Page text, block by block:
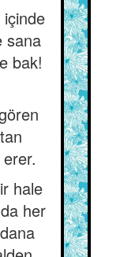
sana
bak!
hale
her